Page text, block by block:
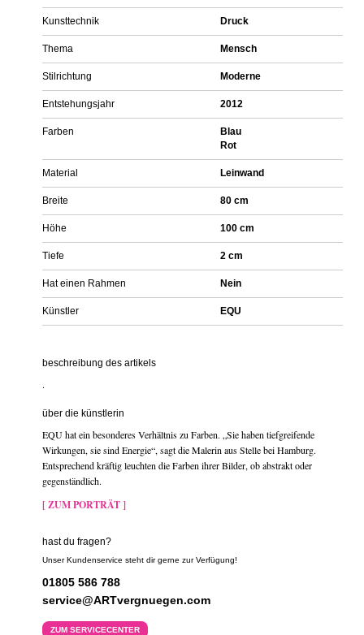
Kunsttechnik Druck
Thema Mensch
Stilrichtung Moderne
Entstehungsjahr 2012
Farben
Blau
Rot
Material Leinwand
Breite 80 cm
Höhe 100 cm
Tiefe 2 cm
Hat einen Rahmen Nein
Künstler EQU
beschreibung des artikels
.
über die künstlerin
EQU hat ein besonderes Verhältnis zu Farben. „Sie haben tiefgreifende
Wirkungen, sie sind Energie“, sagt die Malerin aus Stelle bei Hamburg.
Entsprechend kräftig leuchten die Farben ihrer Bilder, ob abstrakt oder
gegenständlich.
[ ZUM PORTRÄT ]
hast du fragen?
Unser Kundenservice steht dir gerne zur Verfügung!
01805 586 788
service@ARTvergnuegen.com
ZUM SERVICECENTER